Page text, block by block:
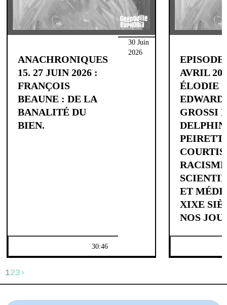
ANACHRONIQUES
15. 27 JUIN 2026 :
FRANÇOIS
BEAUNE : DE LA
BANALITÉ DU
BIEN.
30 Juin
2026
30:46
EPISODE
AVRIL
ÉLODIE
GROSSI
RACISME
ET
XIXE
NOS
123 ›